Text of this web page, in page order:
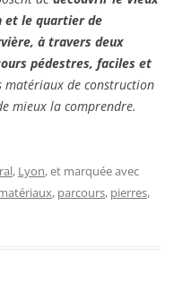
et le quartier de
à travers deux
pédestres, faciles et
matériaux de construction
mieux la comprendre.
, Lyon, et marquée avec
, parcours, pierres,